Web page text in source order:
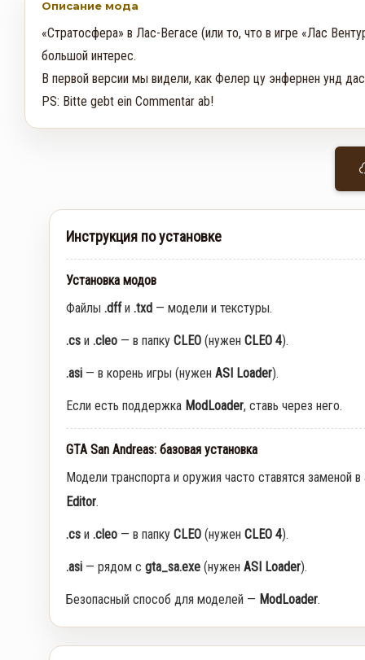
Описание мода
«Стратосфера» в Лас-Вегасе (или то, что в игре «Лас
большой интерес.
В первой версии мы видели, как Фелер цу энфернен унд
PS: Bitte gebt ein Commentar ab!
Инструкция по установке
Установка модов
Файлы .dffи .txd — модели и текстуры.
.cs и .cleo — в папку CLEO (нужен CLEO 4).
.asi — в корень игры (нужен ASI Loader).
Если есть поддержка ModLoader, ставь через него.
GTA San Andreas: базовая установка
Модели транспорта и оружия часто ставятся заменой
Editor.
.cs и .cleo — в папку CLEO (нужен CLEO 4).
.asi — рядом с gta_sa.exe (нужен ASI Loader).
Безопасный способ для моделей — ModLoader.